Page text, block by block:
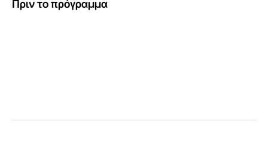
Πριν το πρόγραμμα